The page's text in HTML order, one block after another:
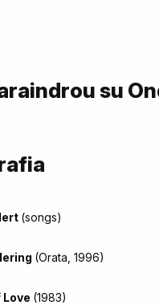
su
(songs)
(Orata, 1996)
Love (1983)